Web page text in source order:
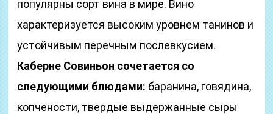
популярны сорт вина в мире. Вино
характеризуется высоким уровнем танинов и
устойчивым перечным послевкусием.
Каберне Совиньон сочетается со
следующими блюдами: баранина, говядина,
копчености, твердые выдержанные сыры